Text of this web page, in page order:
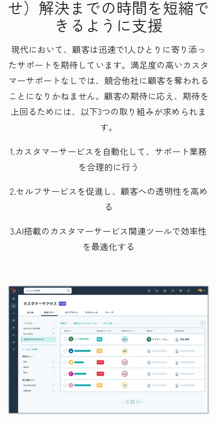
せ）解決までの時間を短縮で
きるように支援
現代において、顧客は迅速で1人ひとりに寄り添っ
たサポートを期待しています。満足度の高いカスタ
マーサポートなしでは、競合他社に顧客を奪われる
ことになりかねません。顧客の期待に応え、期待を
上回るためには、以下3つの取り組みが求められま
す。
1.カスタマーサービスを自動化して、サポート業務
を合理的に行う
2.セルフサービスを促進し、顧客への透明性を高め
る
3.AI搭載のカスタマーサービス関連ツールで効率性
を最適化する